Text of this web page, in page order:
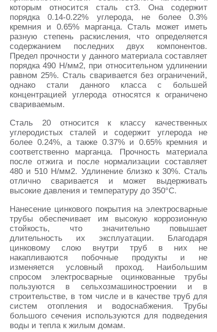
которым относится сталь ст3. Она содержит
порядка 0.14-0.22% углерода, не более 0.3%
кремния и 0.65% марганца. Сталь может иметь
разную степень раскисления, что определяется
содержанием последних двух компонентов.
Предел прочности у данного материала составляет
порядка 490 Н/мм2, при относительном удлинении
равном 25%. Сталь сваривается без ограничений,
однако стали данного класса с большей
концентрацией углерода относятся к ограничено
свариваемым.
Сталь 20 относится к классу качественных
углеродистых сталей и содержит углерода не
более 0.24%, а также 0.37% и 0.65% кремния и
соответственно марганца. Прочность материала
после отжига и после нормализации составляет
480 и 510 Н/мм2. Удлинение близко к 30%. Сталь
отлично сваривается и может выдерживать
высокие давления и температуру до 350°С.
Нанесение цинкового покрытия на электросварные
трубы обеспечивает им высокую коррозионную
стойкость, что значительно повышает
длительность их эксплуатации. Благодаря
цинковому слою внутри труб в них не
накапливаются побочные продукты и не
изменяется условный проход. Наибольшим
спросом электросварные оцинкованные трубы
пользуются в сельхозмашиностроении и в
строительстве, в том числе и в качестве труб для
систем отопления и водоснабжения. Трубы
большого сечения используются для подведения
воды и тепла к жилым домам.